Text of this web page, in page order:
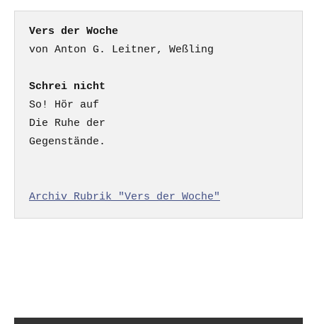
Vers der Woche
Schrei nicht
So! Hör auf
Die Ruhe der
Gegenstände.
Archiv Rubrik "Vers der Woche"